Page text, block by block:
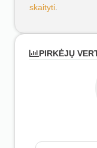
skaityti
PIRKĖJŲ